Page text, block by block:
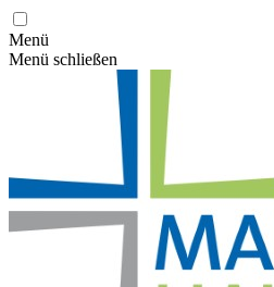
Menü
Menü schließen